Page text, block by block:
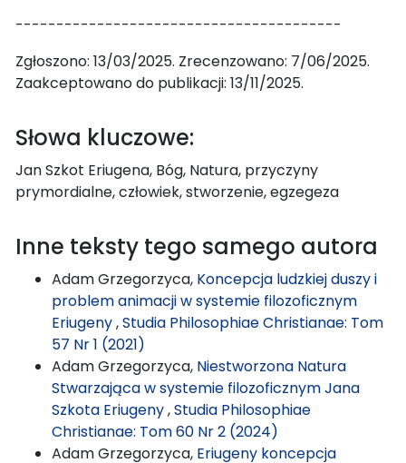
----------------------------------------
Zgłoszono: 13/03/2025. Zrecenzowano: 7/06/2025.
Zaakceptowano do publikacji: 13/11/2025.
Słowa kluczowe:
Jan Szkot Eriugena, Bóg, Natura, przyczyny
prymordialne, człowiek, stworzenie, egzegeza
Inne teksty tego samego autora
Adam Grzegorzyca, Koncepcja ludzkiej duszy i
problem animacji w systemie filozoficznym
Eriugeny,Studia Philosophiae Christianae: Tom
57 Nr 1 (2021)
Adam Grzegorzyca, Niestworzona Natura
Stwarzająca w systemie filozoficznym Jana
Szkota Eriugeny,Studia Philosophiae
Christianae: Tom 60 Nr 2 (2024)
Adam Grzegorzyca, Eriugeny koncepcja